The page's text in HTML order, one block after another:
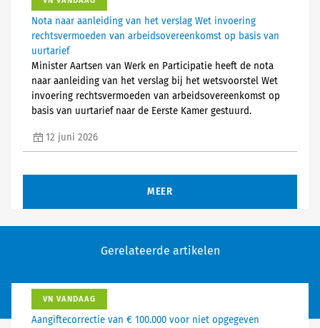
Nota naar aanleiding van het verslag Wet invoering
rechtsvermoeden van arbeidsovereenkomst op basis van
uurtarief
Minister Aartsen van Werk en Participatie heeft de nota
naar aanleiding van het verslag bij het wetsvoorstel Wet
invoering rechtsvermoeden van arbeidsovereenkomst op
basis van uurtarief naar de Eerste Kamer gestuurd.
12 juni 2026
MEER
Gerelateerde artikelen
VN VANDAAG
Aangiftecorrectie van € 100.000 voor niet opgegeven